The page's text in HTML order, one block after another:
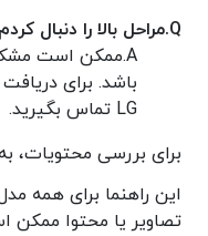
Q. مراحل بالا را دنبال
A.ممکن است
باشد. برای
LG تماس بگیرید.
برای بررسی محتویات،
این راهنما برای همه
تصاویر یا محتوا